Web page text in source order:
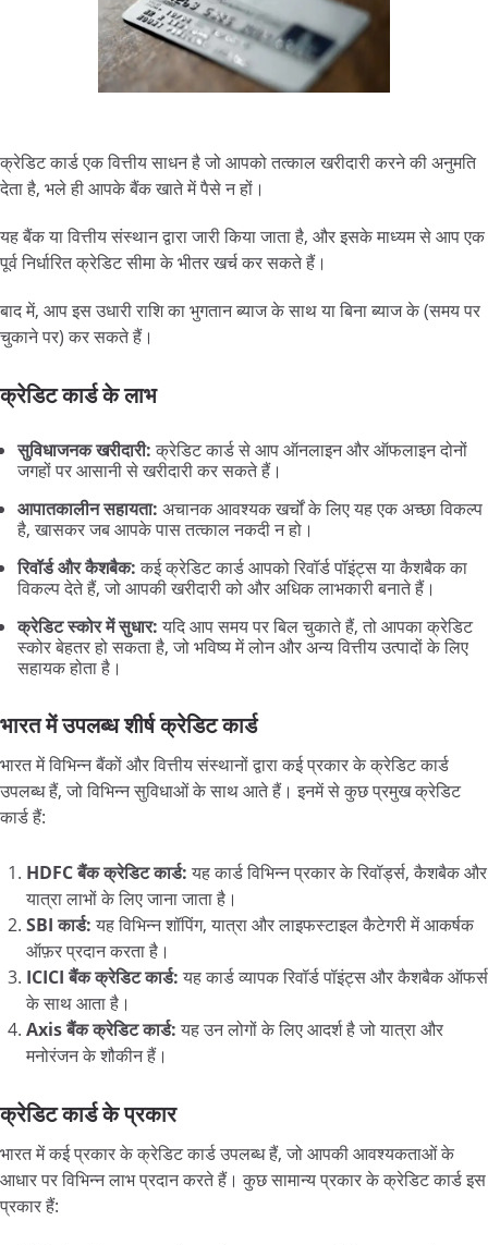
क्रेडिट कार्ड एक वित्तीय साधन है जो आपको तत्काल खरीदारी करने की अनुमति
देता है, भले ही आपके बैंक खाते में पैसे न हों।
यह बैंक या वित्तीय संस्थान द्वारा जारी किया जाता है, और इसके माध्यम से आप एक
पूर्व निर्धारित क्रेडिट सीमा के भीतर खर्च कर सकते हैं।
बाद में, आप इस उधारी राशि का भुगतान ब्याज के साथ या बिना ब्याज के (समय पर
चुकाने पर) कर सकते हैं।
क्रेडिट कार्ड के लाभ
सुविधाजनक खरीदारी: क्रेडिट कार्ड से आप ऑनलाइन और ऑफलाइन दोनों
जगहों पर आसानी से खरीदारी कर सकते हैं।
आपातकालीन सहायता: अचानक आवश्यक खर्चों के लिए यह एक अच्छा विकल्प
है, खासकर जब आपके पास तत्काल नकदी न हो।
रिवॉर्ड और कैशबैक: कई क्रेडिट कार्ड आपको रिवॉर्ड पॉइंट्स या कैशबैक का
विकल्प देते हैं, जो आपकी खरीदारी को और अधिक लाभकारी बनाते हैं।
क्रेडिट स्कोर में सुधार: यदि आप समय पर बिल चुकाते हैं, तो आपका क्रेडिट
स्कोर बेहतर हो सकता है, जो भविष्य में लोन और अन्य वित्तीय उत्पादों के लिए
सहायक होता है।
भारत में उपलब्ध शीर्ष क्रेडिट कार्ड
भारत में विभिन्न बैंकों और वित्तीय संस्थानों द्वारा कई प्रकार के क्रेडिट कार्ड
उपलब्ध हैं, जो विभिन्न सुविधाओं के साथ आते हैं। इनमें से कुछ प्रमुख क्रेडिट
कार्ड हैं:
HDFC बैंक क्रेडिट कार्ड: यह कार्ड विभिन्न प्रकार के रिवॉर्ड्स, कैशबैक और
यात्रा लाभों के लिए जाना जाता है।
SBI कार्ड: यह विभिन्न शॉपिंग, यात्रा और लाइफस्टाइल कैटेगरी में आकर्षक
ऑफ़र प्रदान करता है।
ICICI बैंक क्रेडिट कार्ड: यह कार्ड व्यापक रिवॉर्ड पॉइंट्स और कैशबैक ऑफर्स
के साथ आता है।
Axis बैंक क्रेडिट कार्ड: यह उन लोगों के लिए आदर्श है जो यात्रा और
मनोरंजन के शौकीन हैं।
क्रेडिट कार्ड के प्रकार
भारत में कई प्रकार के क्रेडिट कार्ड उपलब्ध हैं, जो आपकी आवश्यकताओं के
आधार पर विभिन्न लाभ प्रदान करते हैं। कुछ सामान्य प्रकार के क्रेडिट कार्ड इस
प्रकार हैं: